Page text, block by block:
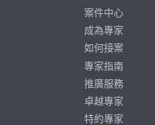
案件中心
成為專家
如何接案
專家指南
推廣服務
卓越專家
特約專家